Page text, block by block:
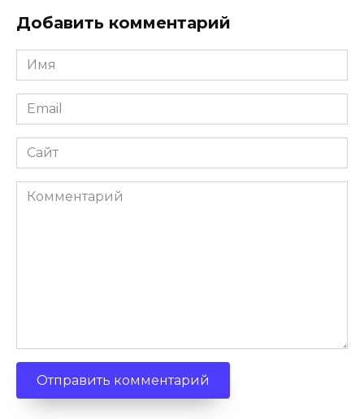
Добавить комментарий
Имя
Email
Сайт
Комментарий